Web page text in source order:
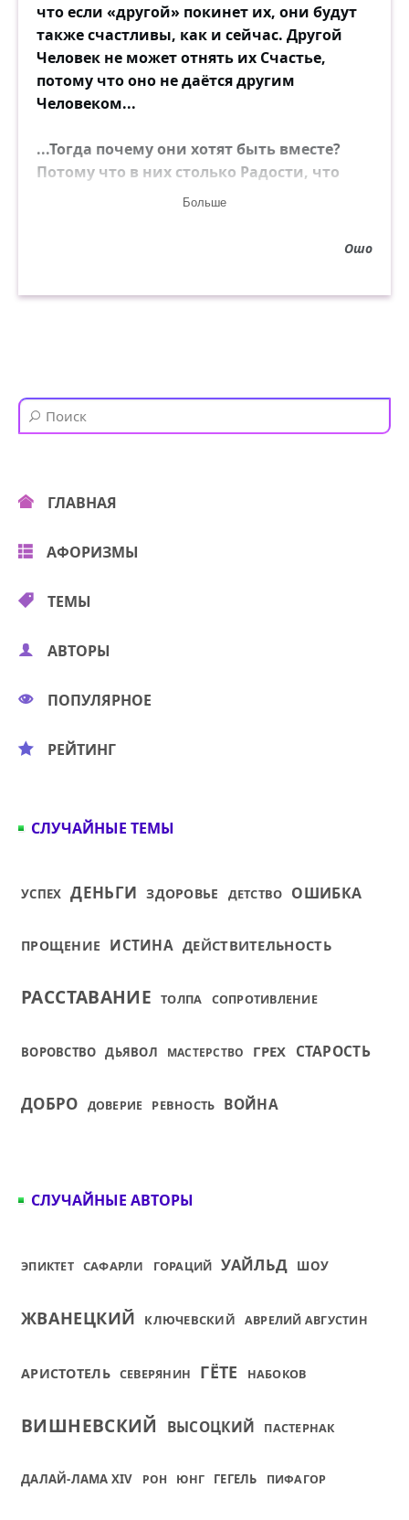
что если «другой» покинет их, они будут
также счастливы, как и сейчас. Другой
Человек не может отнять их Счастье,
потому что оно не даётся другим
Человеком...
...Тогда почему они хотят быть вместе?
Потому что в них столько Радости, что
они хотят излить её! Они рады делиться!
Больше
Ошо
ГЛАВНАЯ
АФОРИЗМЫ
ТЕМЫ
АВТОРЫ
ПОПУЛЯРНОЕ
РЕЙТИНГ
СЛУЧАЙНЫЕ ТЕМЫ
УСПЕХ ДЕНЬГИ ЗДОРОВЬЕ ДЕТСТВО ОШИБКА
ПРОЩЕНИЕ ИСТИНА ДЕЙСТВИТЕЛЬНОСТЬ
РАССТАВАНИЕ ТОЛПА СОПРОТИВЛЕНИЕ
ВОРОВСТВО ДЬЯВОЛ МАСТЕРСТВО ГРЕХ СТАРОСТЬ
ДОБРО ДОВЕРИЕ РЕВНОСТЬ ВОЙНА
СЛУЧАЙНЫЕ АВТОРЫ
ЭПИКТЕТ САФАРЛИ ГОРАЦИЙ УАЙЛЬД ШОУ
ЖВАНЕЦКИЙ КЛЮЧЕВСКИЙ АВРЕЛИЙ АВГУСТИН
АРИСТОТЕЛЬ СЕВЕРЯНИН ГЁТЕ НАБОКОВ
ВИШНЕВСКИЙ ВЫСОЦКИЙ ПАСТЕРНАК
ДАЛАЙ-ЛАМА XIV РОН ЮНГ ГЕГЕЛЬ ПИФАГОР